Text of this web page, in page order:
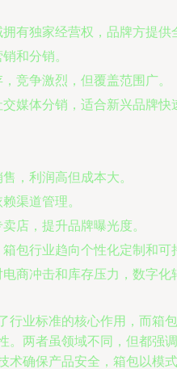
有独家经营权，品牌方提供
和分销。
竞争激烈，但覆盖范围广。
媒体分销，适合新兴品牌快
，利润高但成本大。
渠道管理。
店，提升品牌曝光度。
包行业趋向个性化定制和可
商冲击和库存压力，数字化
行业标准的核心作用，而箱包
。两者虽领域不同，但都强调
确保产品安全，箱包以模式